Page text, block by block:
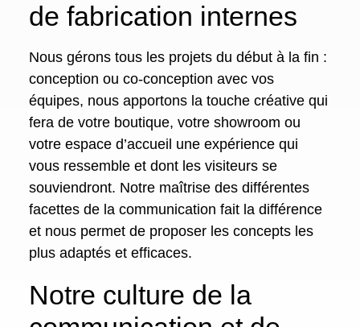
de fabrication internes
Nous gérons tous les projets du début à la fin :
conception ou co-conception avec vos
équipes, nous apportons la touche créative qui
fera de votre boutique, votre showroom ou
votre espace d’accueil une expérience qui
vous ressemble et dont les visiteurs se
souviendront. Notre maîtrise des différentes
facettes de la communication fait la différence
et nous permet de proposer les concepts les
plus adaptés et efficaces.
Notre culture de la